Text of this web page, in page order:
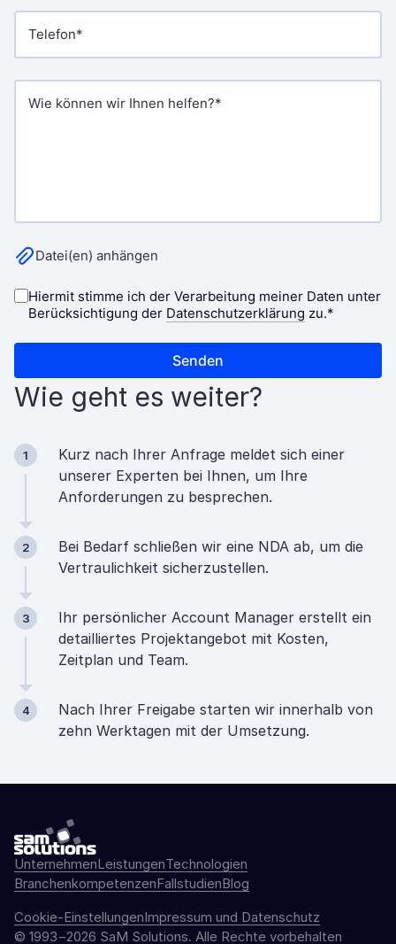
Wie geht es weiter?
1
Kurz nach Ihrer Anfrage meldet sich einer
unserer Experten bei Ihnen, um Ihre
Anforderungen zu besprechen.
2
Bei Bedarf schließen wir eine NDA ab, um die
Vertraulichkeit sicherzustellen.
3
Ihr persönlicher Account Manager erstellt ein
detailliertes Projektangebot mit Kosten,
Zeitplan und Team.
4
Nach Ihrer Freigabe starten wir innerhalb von
zehn Werktagen mit der Umsetzung.
UnternehmenLeistungenTechnologien
BranchenkompetenzenFallstudienBlog
Cookie-EinstellungenImpressum und Datenschutz
© 1993−2026 SaM Solutions. Alle Rechte vorbehalten